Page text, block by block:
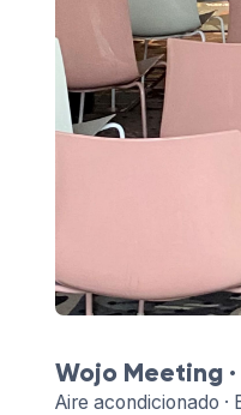
Wojo Meeting ·
Aire acondicionado ·